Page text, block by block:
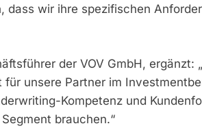
dass wir ihre spezifischen
der VOV GmbH,
für unsere Partner im
Kompetenz und
brauchen.“